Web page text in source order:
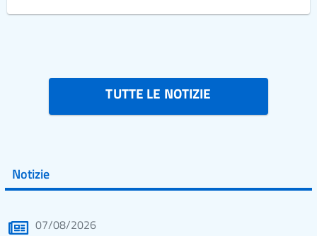
TUTTE LE NOTIZIE
Notizie
07/08/2026